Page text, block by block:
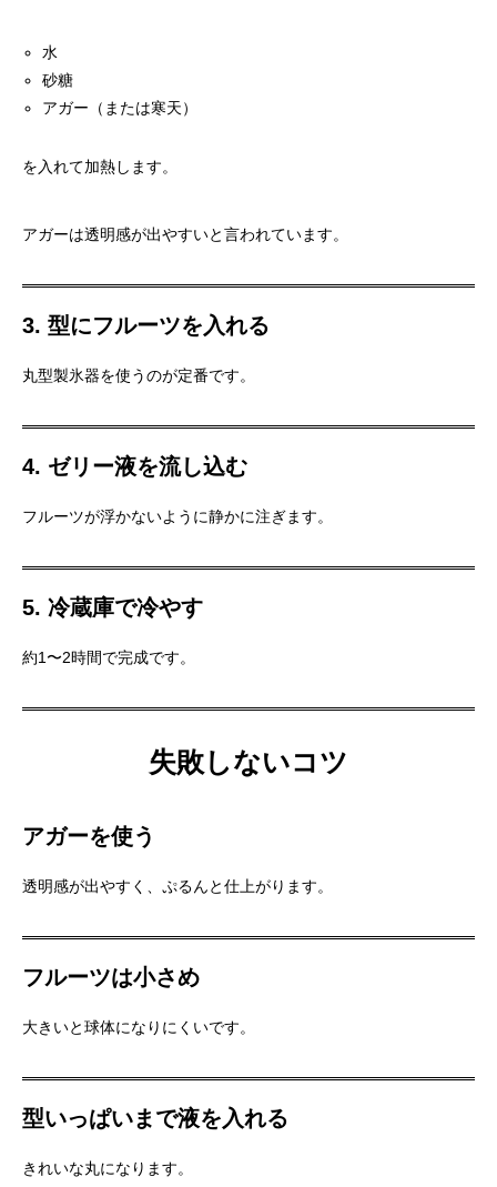
水
砂糖
アガー（または寒天）
を入れて加熱します。
アガーは透明感が出やすいと言われています。
3. 型にフルーツを入れる
丸型製氷器を使うのが定番です。
4. ゼリー液を流し込む
フルーツが浮かないように静かに注ぎます。
5. 冷蔵庫で冷やす
約1〜2時間で完成です。
失敗しないコツ
アガーを使う
透明感が出やすく、ぷるんと仕上がります。
フルーツは小さめ
大きいと球体になりにくいです。
型いっぱいまで液を入れる
きれいな丸になります。